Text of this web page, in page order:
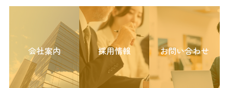
会社案内 採用情報 お問い合わせ